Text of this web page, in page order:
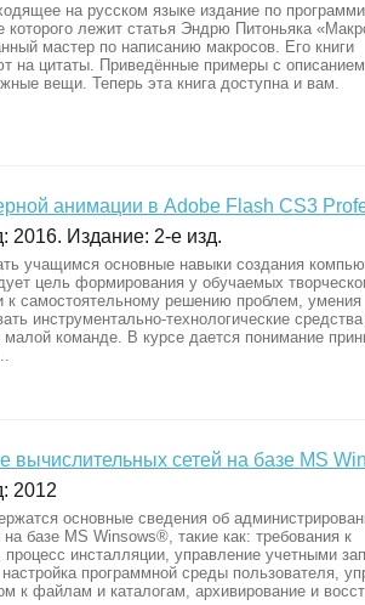
на русском языке издание по
которого лежит статья Эндрю Питоньяка
мастер по написанию макросов. Его книги
на цитаты. Приведённые примеры с описанием
вещи. Теперь эта книга доступна и вам.
анимации в Adobe Flash CS3
2016. Издание: 2-е изд.
учащимся основные навыки создания
цель формирования у обучаемых
к самостоятельному решению проблем, умения
инструментально-технологические
команде. В курсе дается понимание
вычислительных сетей на базе MS
2012
основные сведения об
базе MS Winsows®, такие как: требования к
инсталляции, управление учетными
программной среды пользователя,
к файлам и каталогам, архивирование и